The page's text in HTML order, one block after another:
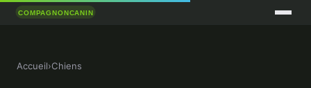
Accueil›Chiens